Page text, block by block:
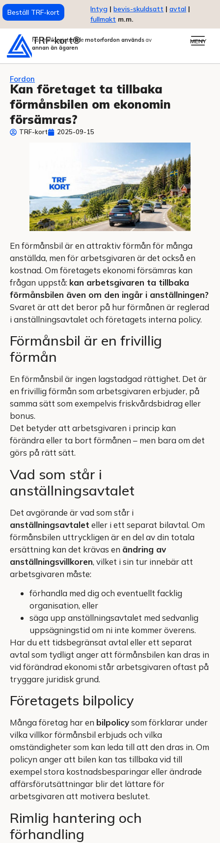
Beställ TRF-kort Intyg | bevis-skuldsatt | avtal |
fullmakt m.m.
TRF-kort®
När trafikregistrerade motorfordon används av
annan än ägaren
MENY
Fordon
Kan företaget ta tillbaka
förmånsbilen om ekonomin
försämras?
TRF-kort 2025-09-15
En förmånsbil är en attraktiv förmån för många
anställda, men för arbetsgivaren är det också en
kostnad. Om företagets ekonomi försämras kan
frågan uppstå: kan arbetsgivaren ta tillbaka
förmånsbilen även om den ingår i anställningen?
Svaret är att det beror på hur förmånen är reglerad
i anställningsavtalet och företagets interna policy.
Förmånsbil är en frivillig
förmån
En förmånsbil är ingen lagstadgad rättighet. Det är
en frivillig förmån som arbetsgivaren erbjuder, på
samma sätt som exempelvis friskvårdsbidrag eller
bonus.
Det betyder att arbetsgivaren i princip kan
förändra eller ta bort förmånen – men bara om det
görs på rätt sätt.
Vad som står i
anställningsavtalet
Det avgörande är vad som står i
anställningsavtalet eller i ett separat bilavtal. Om
förmånsbilen uttryckligen är en del av din totala
ersättning kan det krävas en ändring av
anställningsvillkoren, vilket i sin tur innebär att
arbetsgivaren måste:
förhandla med dig och eventuellt facklig
organisation, eller
säga upp anställningsavtalet med sedvanlig
uppsägningstid om ni inte kommer överens.
Har du ett tidsbegränsat avtal eller ett separat
avtal som tydligt anger att förmånsbilen kan dras in
vid förändrad ekonomi står arbetsgivaren oftast på
tryggare juridisk grund.
Företagets bilpolicy
Många företag har en bilpolicysom förklarar under
vilka villkor förmånsbil erbjuds och vilka
omständigheter som kan leda till att den dras in. Om
policyn anger att bilen kan tas tillbaka vid till
exempel stora kostnadsbesparingar eller ändrade
affärsförutsättningar blir det lättare för
arbetsgivaren att motivera beslutet.
Rimlig hantering och
förhandling